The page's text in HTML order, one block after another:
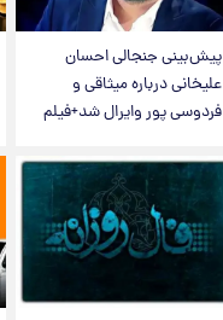
پیش‌بینی جنجالی احسان
علیخانی درباره میثاقی و
فردوسی پور وایرال شد+فیلم